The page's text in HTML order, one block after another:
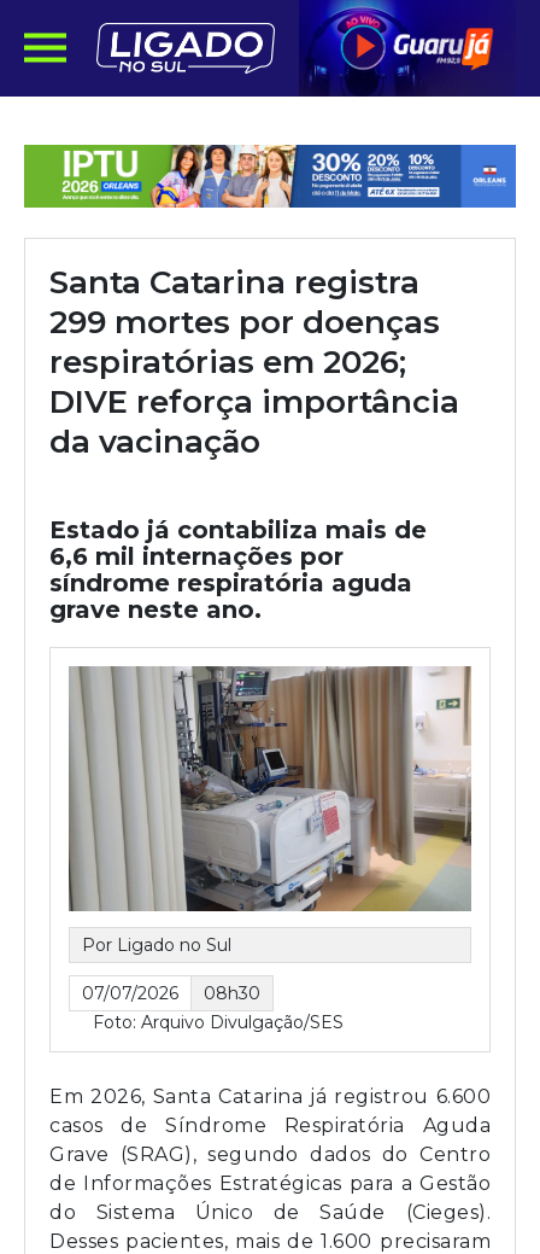
Santa Catarina registra
299 mortes por doenças
respiratórias em 2026;
DIVE reforça importância
da vacinação
Estado já contabiliza mais de
6,6 mil internações por
síndrome respiratória aguda
grave neste ano.
Por Ligado no Sul
07/07/2026
08h30
Foto: Arquivo Divulgação/SES
Em 2026, Santa Catarina já registrou 6.600
casos de Síndrome Respiratória Aguda
Grave (SRAG), segundo dados do Centro
de Informações Estratégicas para a Gestão
do Sistema Único de Saúde (Cieges).
Desses pacientes, mais de 1.600 precisaram